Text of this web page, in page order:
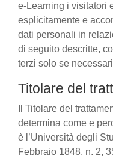
e-Learning i visitatori
esplicitamente e
dati personali in
di seguito descritte,
terzi solo se
Titolare del
Il Titolare del
determina come e
è l’Università degli
Febbraio 1848, n. 2,